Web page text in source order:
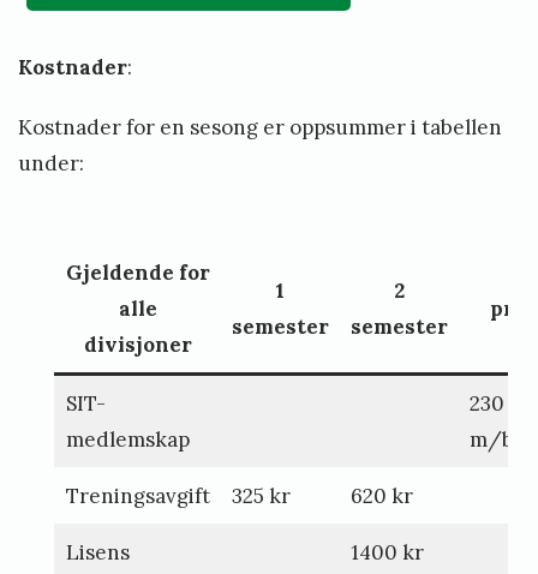
l
3
Kostnader:
Kostnader for en sesong er oppsummer i tabellen
under:
Gjeldende for
alle
divisjoner
1
semester
2
semester
pr.
SIT-
medlemskap
230 kr
m/
Treningsavgift 325 kr 620 kr
Lisens 1400 kr